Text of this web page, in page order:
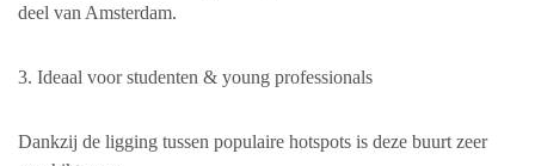
deel van Amsterdam.
3. Ideaal voor studenten & young professionals
Dankzij de ligging tussen populaire hotspots is deze buurt zeer